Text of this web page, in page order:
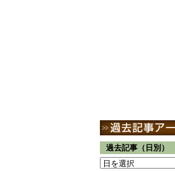
過去記事（日別）